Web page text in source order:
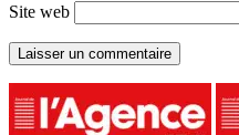
Site web